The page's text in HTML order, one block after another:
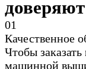
доверяют
01
Качественное
Чтобы
машинной